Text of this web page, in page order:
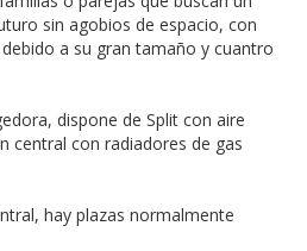
sin agobios de espacio, con
a su gran tamaño y cuantro
dispone de Split con aire
central con radiadores de gas
hay plazas normalmente